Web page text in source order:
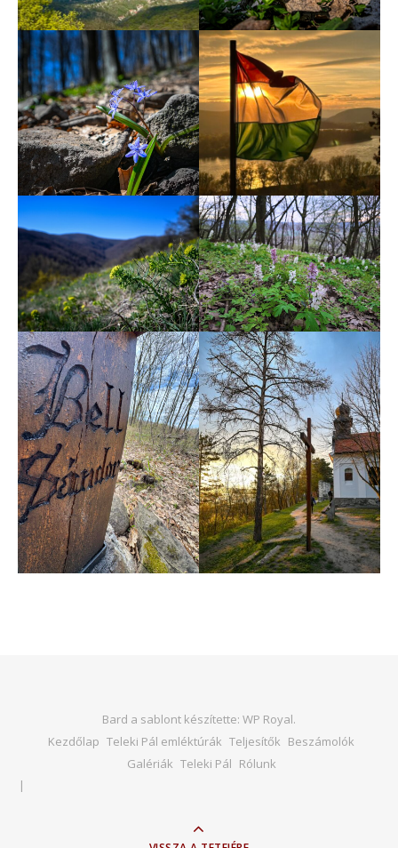
Bard a sablont készítette: WP Royal.
Kezdőlap Teleki Pál emléktúrák Teljesítők Beszámolók
Galériák Teleki Pál Rólunk